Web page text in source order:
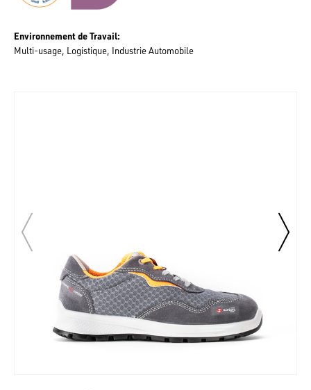
Environnement de Travail
Multi-usage Logistique Industrie Automobile